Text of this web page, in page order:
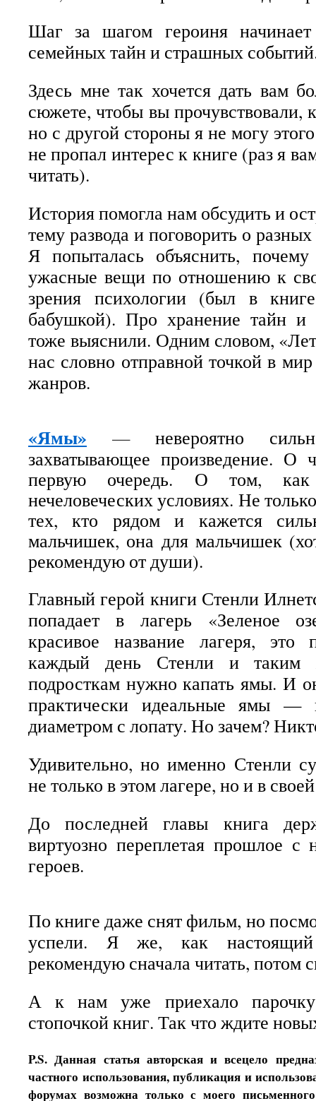
Шаг за шагом героиня начинает
семейных тайн и страшных
Здесь мне так хочется дать вам
сюжете, чтобы вы
но с другой стороны я не могу
не пропал интерес к книге (раз я
читать).
История помогла нам обсудить и
тему развода и поговорить о
Я попыталась объяснить,
ужасные вещи по отношению к
зрения психологии (был в
бабушкой). Про хранение тайн и
тоже выяснили. Одним словом,
нас словно отправной точкой в
жанров.
«Ямы» — невероятно
захватывающее произведение.
первую очередь. О том,
нечеловеческих условиях. Не
тех, кто рядом и кажется
мальчишек, она для мальчишек
рекомендую от души).
Главный герой книги Стенли
попадает в лагерь «Зеленое
красивое название лагеря, это
каждый день Стенли и таким
подросткам нужно капать ямы. И
практически идеальные ямы —
диаметром с лопату. Но зачем?
Удивительно, но именно Стенли
не только в этом лагере, но и в
До последней главы книга
виртуозно переплетая прошлое
героев.
По книге даже снят фильм, но
успели. Я же, как настоящий
рекомендую сначала читать, потом
А к нам уже приехало
стопочкой книг. Так что ждите
P.S. Данная статья авторская и всецело
частного использования, публикация и
форумах возможна только с моего